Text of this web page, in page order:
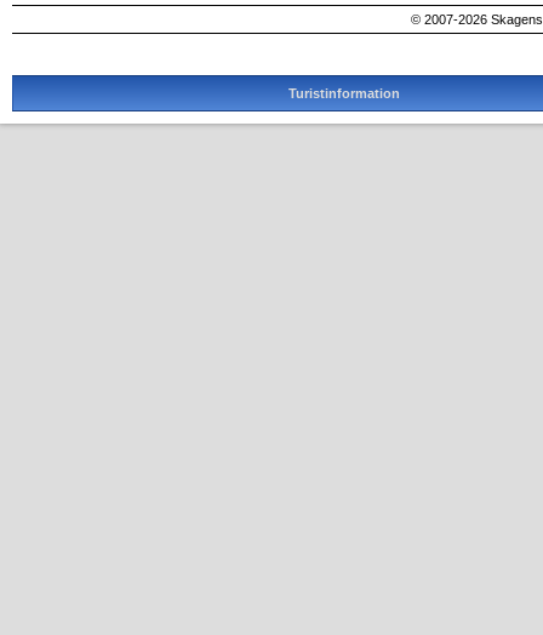
© 2007-2026
Turistinformation